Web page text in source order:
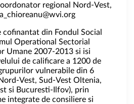
regional Nord-Vest,
din Fondul Social
Operational Sectorial
Umane 2007-2013 si isi
de calificare a 1200 de
vulnerabile din 6
Vest, Sud-Vest Oltenia,
si Bucuresti-Ilfov), prin
integrate de consiliere si